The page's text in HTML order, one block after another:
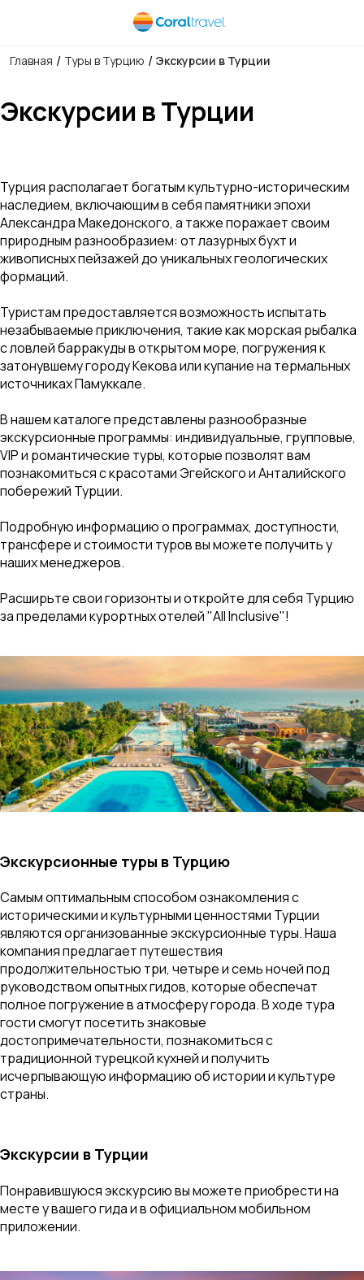
Главная / Туры в Турцию / Экскурсии в Турции
Экскурсии в Турции
Турция располагает богатым культурно-историческим
наследием, включающим в себя памятники эпохи
Александра Македонского, а также поражает своим
природным разнообразием: от лазурных бухт и
живописных пейзажей до уникальных геологических
формаций.
Туристам предоставляется возможность испытать
незабываемые приключения, такие как морская рыбалка
с ловлей барракуды в открытом море, погружения к
затонувшему городу Кекова или купание на термальных
источниках Памуккале.
В нашем каталоге представлены разнообразные
экскурсионные программы: индивидуальные, групповые,
VIP и романтические туры, которые позволят вам
познакомиться с красотами Эгейского и Анталийского
побережий Турции.
Подробную информацию о программах, доступности,
трансфере и стоимости туров вы можете получить у
наших менеджеров.
Расширьте свои горизонты и откройте для себя Турцию
за пределами курортных отелей "All Inclusive"!
Экскурсионные туры в Турцию
Самым оптимальным способом ознакомления с
историческими и культурными ценностями Турции
являются организованные экскурсионные туры. Наша
компания предлагает путешествия
продолжительностью три, четыре и семь ночей под
руководством опытных гидов, которые обеспечат
полное погружение в атмосферу города. В ходе тура
гости смогут посетить знаковые
достопримечательности, познакомиться с
традиционной турецкой кухней и получить
исчерпывающую информацию об истории и культуре
страны.
Экскурсии в Турции
Понравившуюся экскурсию вы можете приобрести на
месте у вашего гида и в официальном мобильном
приложении.